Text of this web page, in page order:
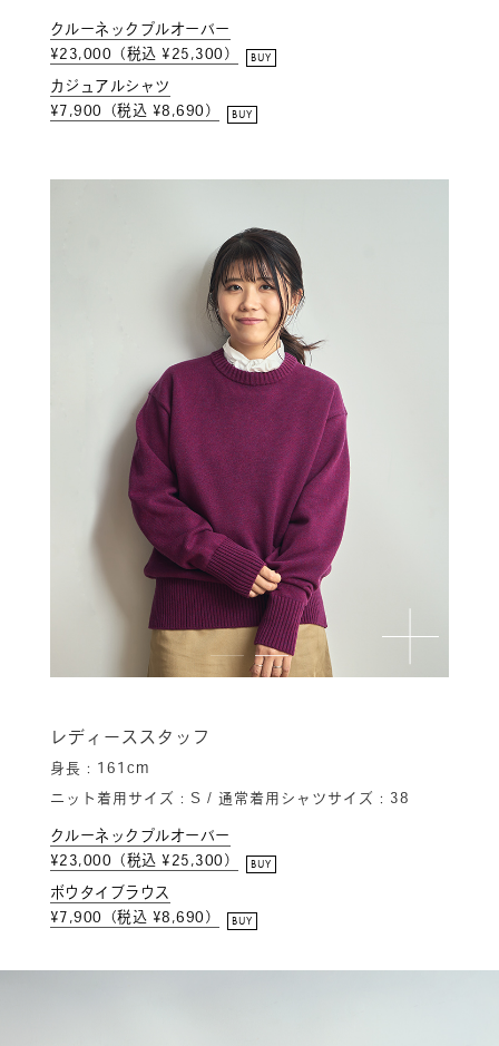
クルーネックプルオーバー
¥23,000（税込 ¥25,300）
BUY
カジュアルシャツ
¥7,900（税込 ¥8,690）
BUY
レディーススタッフ
身長：161cm
ニット着用サイズ：S / 通常着用シャツサイズ：38
クルーネックプルオーバー
¥23,000（税込 ¥25,300）
BUY
ボウタイブラウス
¥7,900（税込 ¥8,690）
BUY